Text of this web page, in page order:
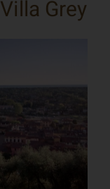
Villa Grey